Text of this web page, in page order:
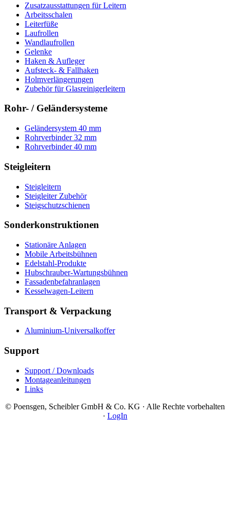
Zusatzausstattungen für Leitern
Arbeitsschalen
Leiterfüße
Laufrollen
Wandlaufrollen
Gelenke
Haken & Aufleger
Aufsteck- & Fallhaken
Holmverlängerungen
Zubehör für Glasreinigerleitern
Rohr- / Geländersysteme
Geländersystem 40 mm
Rohrverbinder 32 mm
Rohrverbinder 40 mm
Steigleitern
Steigleitern
Steigleiter Zubehör
Steigschutzschienen
Sonderkonstruktionen
Stationäre Anlagen
Mobile Arbeitsbühnen
Edelstahl-Produkte
Hubschrauber-Wartungsbühnen
Fassadenbefahranlagen
Kesselwagen-Leitern
Transport & Verpackung
Aluminium-Universalkoffer
Support
Support / Downloads
Montageanleitungen
Links
© Poensgen, Scheibler GmbH & Co. KG · Alle Rechte vorbehalten
· LogIn